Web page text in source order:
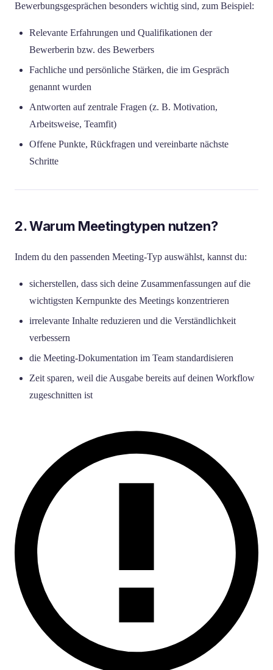
Bewerbungsgesprächen besonders wichtig sind, zum Beispiel:
Relevante Erfahrungen und Qualifikationen der
Bewerberin bzw. des Bewerbers
Fachliche und persönliche Stärken, die im Gespräch
genannt wurden
Antworten auf zentrale Fragen (z. B. Motivation,
Arbeitsweise, Teamfit)
Offene Punkte, Rückfragen und vereinbarte nächste
Schritte
2. Warum Meetingtypen nutzen?
Indem du den passenden Meeting-Typ auswählst, kannst du:
sicherstellen, dass sich deine Zusammenfassungen auf die
wichtigsten Kernpunkte des Meetings konzentrieren
irrelevante Inhalte reduzieren und die Verständlichkeit
verbessern
die Meeting-Dokumentation im Team standardisieren
Zeit sparen, weil die Ausgabe bereits auf deinen Workflow
zugeschnitten ist